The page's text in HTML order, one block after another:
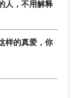
人，不用解释
样的真爱，你